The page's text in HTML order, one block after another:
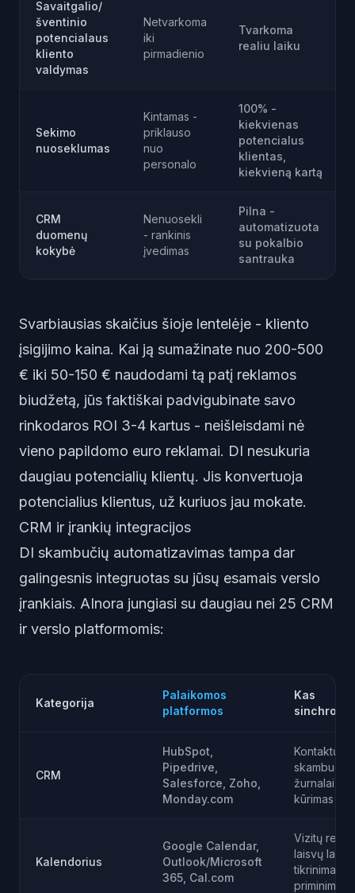
Savaitgalio/
šventinio
potencialaus
kliento
valdymas
Netvarkoma
iki
pirmadienio
Tvarkoma
realiu laiku
Sekimo
nuoseklumas
Kintamas -
priklauso
nuo
personalo
100% -
kiekvienas
potencialus
klientas,
kiekvieną kartą
CRM
duomenų
kokybė
Nenuosekli
- rankinis
įvedimas
Pilna -
automatizuota
su pokalbio
santrauka
Svarbiausias skaičius šioje lentelėje - kliento
įsigijimo kaina. Kai ją sumažinate nuo 200-500
€ iki 50-150 € naudodami tą patį reklamos
biudžetą, jūs faktiškai padvigubinate savo
rinkodaros ROI 3-4 kartus - neišleisdami nė
vieno papildomo euro reklamai. DI nesukuria
daugiau potencialių klientų. Jis konvertuoja
potencialius klientus, už kuriuos jau mokate.
CRM ir įrankių integracijos
DI skambučių automatizavimas tampa dar
galingesnis integruotas su jūsų esamais verslo
įrankiais. AInora jungiasi su daugiau nei 25 CRM
ir verslo platformomis:
Kategorija
Palaikomos
platformos
Kas
CRM
HubSpot,
Pipedrive,
Salesforce, Zoho,
Monday.com
Kontaktų
skambučių
žurnalai,
kūrimas
Kalendorius
Google Calendar,
Outlook/Microsoft
365, Cal.com
Vizitų
laisvų laikų
tikrinimas,
priminimai